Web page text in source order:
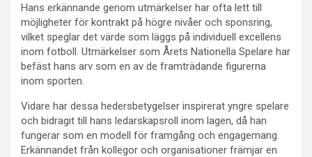
Hans erkännande genom utmärkelser har ofta lett till
möjligheter för kontrakt på högre nivåer och sponsring,
vilket speglar det värde som läggs på individuell excellens
inom fotboll. Utmärkelser som Årets Nationella Spelare har
befäst hans arv som en av de framträdande figurerna
inom sporten.
Vidare har dessa hedersbetygelser inspirerat yngre spelare
och bidragit till hans ledarskapsroll inom lagen, då han
fungerar som en modell för framgång och engagemang.
Erkännandet från kollegor och organisationer främjar en